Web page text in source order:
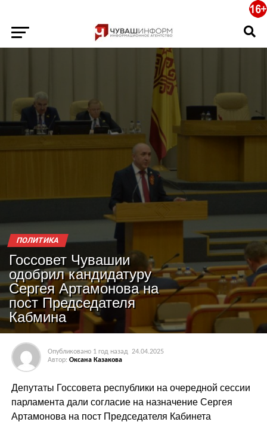
ПОЛИТИКА
Госсовет Чувашии
одобрил кандидатуру
Сергея Артамонова на
пост Председателя
Кабмина
Опубликовано 1 год назад 24.04.2025
Автор: Оксана Казакова
Депутаты Госсовета республики на очередной сессии
парламента дали согласие на назначение Сергея
Артамонова на пост Председателя Кабинета